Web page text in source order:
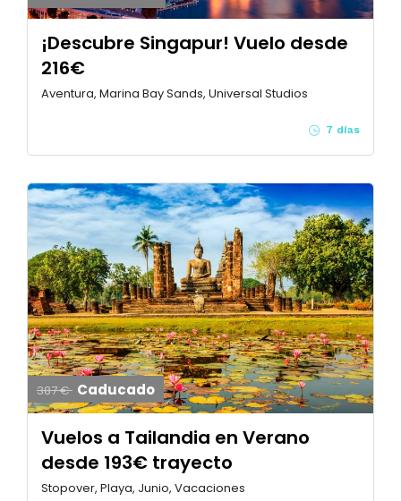
¡Descubre Singapur! Vuelo desde
216€
Aventura, Marina Bay Sands, Universal Studios
7 días
387 € Caducado
Vuelos a Tailandia en Verano
desde 193€ trayecto
Stopover, Playa, Junio, Vacaciones